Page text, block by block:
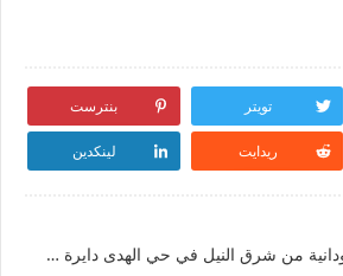
تويتر بنترست
ريدايت لينكدين
اسمي آمنة محمد، سودانية من شرق النيل في حي الهدى دايرة شريك الحياة للزواج الحلال